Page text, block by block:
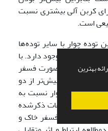
بهترین
کربن آلی بیشتری نسبت
است.
توده چوار با سایر توده‌ها
اختلاف معنی‌داری ازنظر فسفر در سطح 95 درصد وجود دارد. با
قابل‌جذب به‌صورت فسفر
آلی در توده چوار بیش‌تر از دو
فسفر توده چوار نسبت به
توجه به موضوعات ذکرشده
بین میزان فسفر خاک و